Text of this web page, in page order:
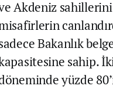
Akdeniz
Bakanlık
sahip.
yüzde